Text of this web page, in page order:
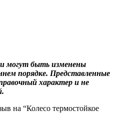
могут быть изменены
порядке. Представленные
характер и не
на “Колесо термостойкое